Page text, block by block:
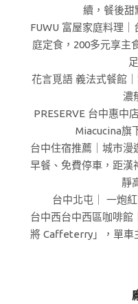
續，餐後甜
FUWU 富屋家庭料理
庭定食，200多元享主
花言覓語 義法式餐館
濃
PRESERVE 台中惠中
Miacucina旗
台中住宿推薦｜城市
早餐、免費停車，距漢
靜
台中北屯｜ 一炮
台中西台中西區咖啡館
將 Caffeterry」，單車